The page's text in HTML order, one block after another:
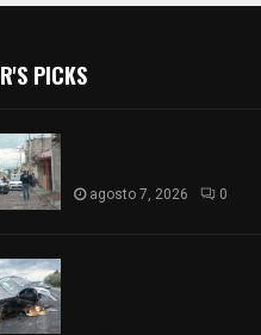
PICKS
agosto 7, 2026 0